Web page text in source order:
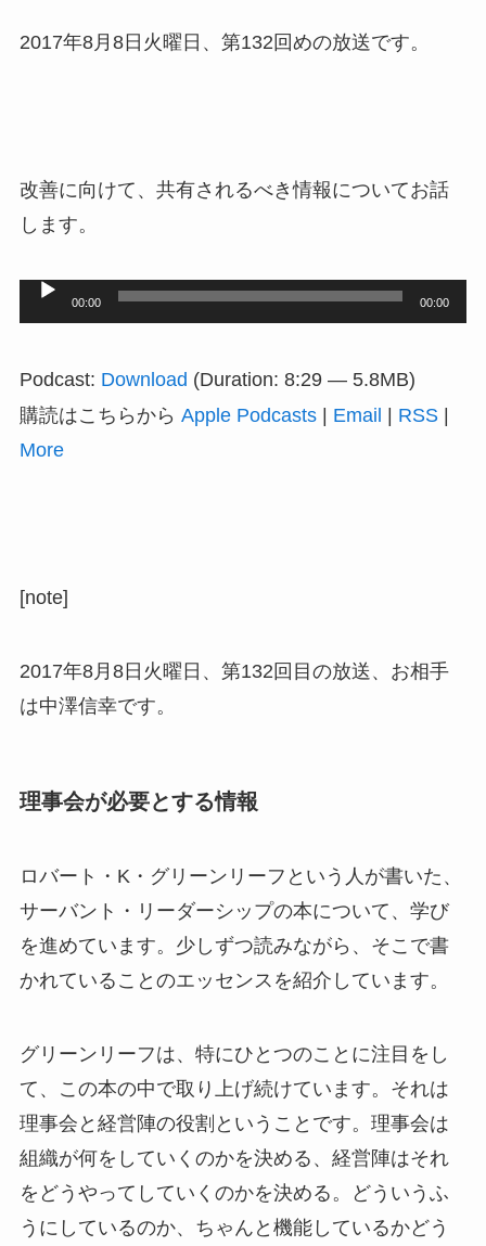
2017年8月8日火曜日、第132回めの放送です。
改善に向けて、共有されるべき情報についてお話
します。
レ
00:00 00:00
Podcast: Download (Duration: 8:29 — 5.8MB)
購読はこちらから Apple Podcasts| Email RSS|
More
[note]
2017年8月8日火曜日、第132回目の放送、お相手
は中澤信幸です。
理事会が必要とする情報
ロバート・K・グリーンリーフという人が書いた、
サーバント・リーダーシップの本について、学び
を進めています。少しずつ読みながら、そこで書
かれていることのエッセンスを紹介しています。
グリーンリーフは、特にひとつのことに注目をし
て、この本の中で取り上げ続けています。それは
理事会と経営陣の役割ということです。理事会は
組織が何をしていくのかを決める、経営陣はそれ
をどうやってしていくのかを決める。どういうふ
うにしているのか、ちゃんと機能しているかどう